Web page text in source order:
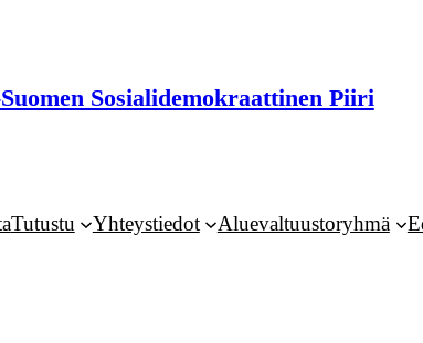
Sosialidemokraattinen Piiri
Tutustu Yhteystiedot Aluevaltuustoryhmä